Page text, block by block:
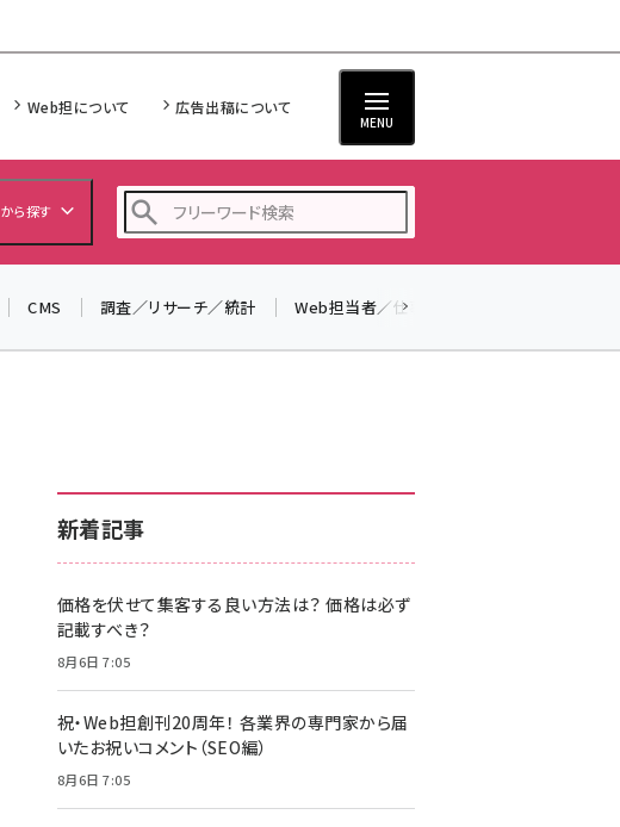
Web担について 広告出稿について
MENU
から探す
z世代 (1622)
meo (1275)
CMS 調査／リサーチ／統計 Web担当者／仕事
新着記事
価格を伏せて集客する良い方法は？ 価格は必ず
記載すべき？
8月6日 7:05
祝・Web担創刊20周年！ 各業界の専門家から届
いたお祝いコメント（SEO編）
8月6日 7:05